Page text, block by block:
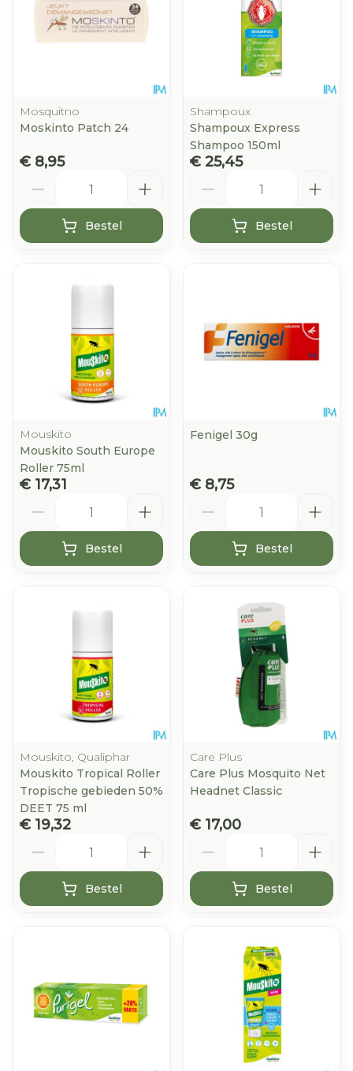
Mosquitno
Moskinto Patch 24
€ 8,95
Bestel
Shampoux
Shampoux Express
Shampoo 150ml
€ 25,45
Bestel
Mouskito
Mouskito South Europe
Roller 75ml
€ 17,31
Bestel
Fenigel 30g
€ 8,75
Bestel
Mouskito, Qualiphar
Mouskito Tropical Roller
Tropische gebieden 50%
DEET 75 ml
€ 19,32
Bestel
Care Plus
Care Plus Mosquito Net
Headnet Classic
€ 17,00
Bestel